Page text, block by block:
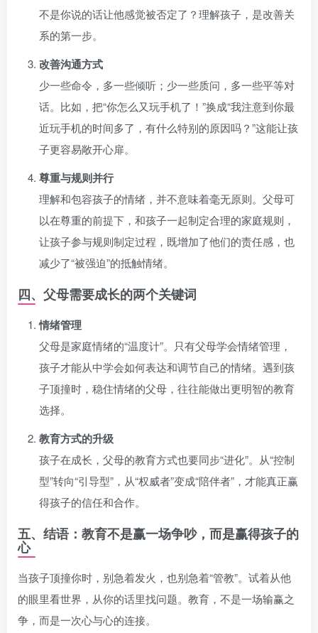
不是你说的话让他感觉被否定了？理解孩子，是改善关
系的第一步。
改善沟通方式
少一些命令，多一些倾听；少一些质问，多一些平等对
话。比如，把“你怎么又玩手机了！”换成“我注意到你最
近玩手机的时间多了，有什么特别的原因吗？”这能让孩
子更容易敞开心扉。
尊重与规则并行
理解和包容孩子的情绪，并不意味着毫无原则。父母可
以在尊重的前提下，和孩子一起制定合理的家庭规则，
让孩子参与规则制定过程，既增加了他们的责任感，也
减少了“被强迫”的抵触情绪。
四、父母需要成长的两个关键词
情绪管理
父母是家庭情绪的“温度计”。只有父母学会情绪管理，
孩子才能从中学会如何表达和调节自己的情绪。遇到孩
子顶撞时，稳住情绪的父母，往往能做出更明智的教育
选择。
教育方式的升级
孩子在成长，父母的教育方式也要同步“进化”。从“控制
型”转向“引导型”，从“权威者”变成“陪伴者”，才能真正赢
得孩子的信任和合作。
五、结语：教育不是赢一场争吵，而是赢得孩子的
心
当孩子顶撞你时，别急着发火，也别急着“管教”。试着从他
的眼里看世界，从你的话里找问题。教育，不是一场输赢之
争，而是一次心与心的连接。